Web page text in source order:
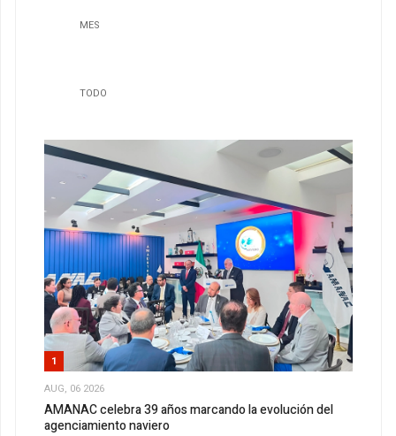
MES
TODO
1
AUG, 06 2026
AMANAC celebra 39 años marcando la evolución del
agenciamiento naviero